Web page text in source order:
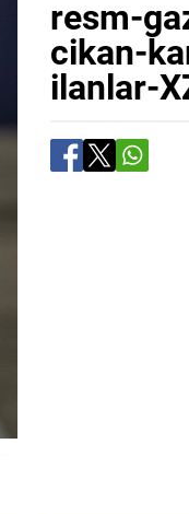
resm-
cikan-
ilanlar-